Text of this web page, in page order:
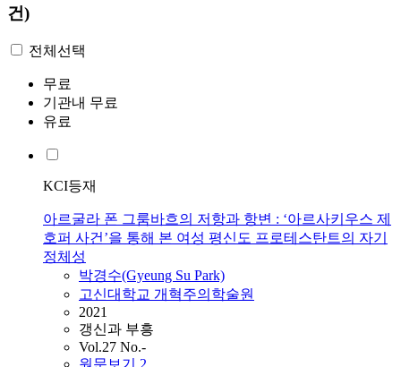
건)
전체선택
무료
기관내 무료
유료
KCI등재
아르굴라 폰 그룸바흐의 저항과 항변 : ‘아르사키우스 제
호퍼 사건’을 통해 본 여성 평신도 프로테스탄트의 자기
정체성
박경수(Gyeung Su Park)
고신대학교 개혁주의학술원
2021
갱신과 부흥
Vol.27 No.-